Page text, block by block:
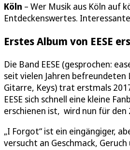
Köln – Wer Musik aus Köln auf
Entdeckenswertes.
Erstes Album von EESE
Die Band EESE (gesprochen:
seit vielen Jahren befreundeten
Gitarre, Keys) trat erstmals
EESE sich schnell eine kleine
erschienen ist, wird nun für den
„I Forgot“ ist ein eingängiger,
versucht an Geschmack,